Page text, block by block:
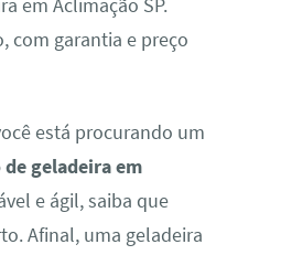
em Aclimação SP.
com garantia e preço
está procurando um
geladeira em
e ágil, saiba que
Afinal, uma geladeira